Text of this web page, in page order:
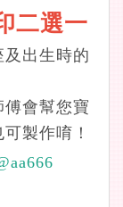
二選一
出生時的
會幫您寶
製作唷！